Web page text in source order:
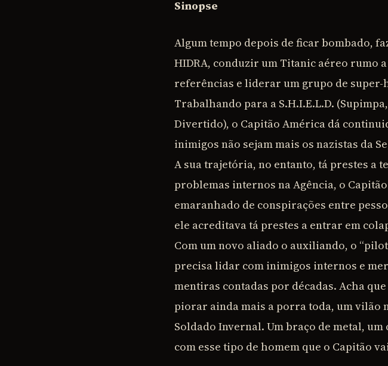
Sinopse
Algum tempo depois de ficar bombado,
HIDRA, conduzir um Titanic aéreo rumo
referências e liderar um grupo de super-
Trabalhando para a S.H.I.E.L.D.
Divertido), o Capitão América dá
inimigos não sejam mais os nazistas da
A sua trajetória, no entanto, tá prestes a
problemas internos na Agência, o
emaranhado de conspirações entre
ele acreditava tá prestes a entrar em
Com um novo aliado o auxiliando, o
precisa lidar com inimigos internos e
mentiras contadas por décadas. Acha
piorar ainda mais a porra toda, um vilão
Soldado Invernal. Um braço de metal,
com esse tipo de homem que o Capitão